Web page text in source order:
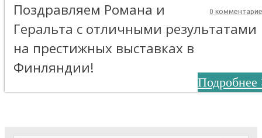
0
Поздравляем Романа и
Геральта с отличными результатами
на престижных выставках в
Финляндии!
Подробнее